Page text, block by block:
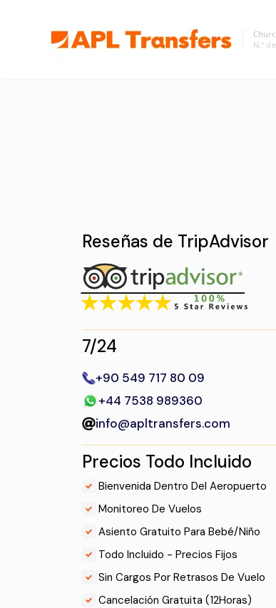
N.º
Reseñas de TripAdvisor
7/24
+90 549 717 80 09
+44 7538 989360
info@apltransfers.com
Precios Todo Incluido
Bienvenida Dentro Del Aeropuerto
Monitoreo De Vuelos
Asiento Gratuito Para Bebé/Niño
Todo Incluido - Precios Fijos
Sin Cargos Por Retrasos De Vuelo
Cancelación Gratuita (12Horas)